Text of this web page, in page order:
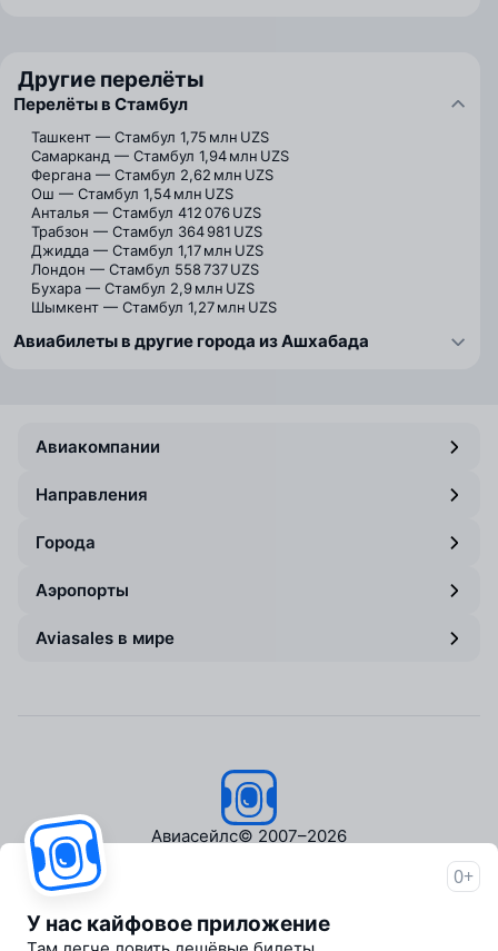
Другие перелёты
Перелёты в Стамбул
Ташкент — Стамбул 1,75 млн UZS
Самарканд — Стамбул 1,94 млн UZS
Фергана — Стамбул 2,62 млн UZS
Ош — Стамбул 1,54 млн UZS
Анталья — Стамбул 412 076 UZS
Трабзон — Стамбул 364 981 UZS
Джидда — Стамбул 1,17 млн UZS
Лондон — Стамбул 558 737 UZS
Бухара — Стамбул 2,9 млн UZS
Шымкент — Стамбул 1,27 млн UZS
Авиабилеты в другие города из Ашхабада
Авиакомпании
Направления
Города
Аэропорты
Aviasales в мире
Авиасейлс© 2007–2026
Пресс‑центр
Travelpayouts
0+
У нас кайфовое приложение